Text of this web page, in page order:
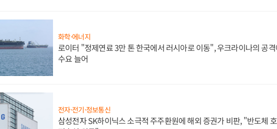
화학·에너지
로이터 "정제연료 3만 톤 한국에서 러시아로 이동", 우크라이나의 공
수요 늘어
전자·전기·정보통신
삼성전자 SK하이닉스 소극적 주주환원에 해외 증권가 비판, "반도체